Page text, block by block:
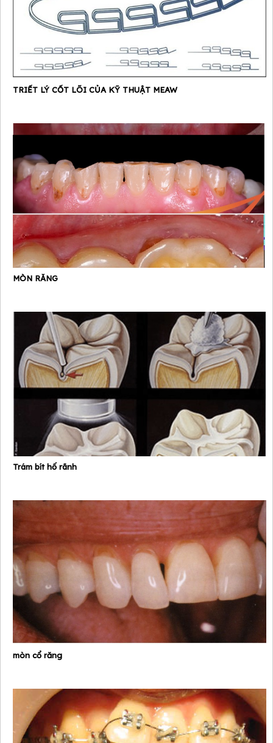
TRIẾT LÝ CỐT LÕI CỦA KỸ THUẬT MEAW
MÒN RĂNG
Trám bít hố rãnh
mòn cổ răng